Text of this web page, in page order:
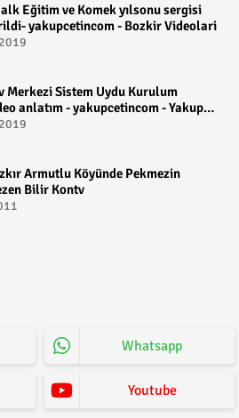
Eğitim ve Komek yılsonu sergisi
yakupcetincom - Bozkir Videolari
Merkezi Sistem Uydu Kurulum
anlatım - yakupcetincom - Yakup
Armutlu Köyünde Pekmezin
Bilir Kontv
Whatsapp
Youtube